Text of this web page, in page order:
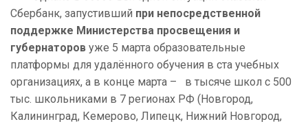
Сбербанк, запустивший при непосредственной
поддержке Министерства просвещения и
губернаторов уже 5 марта образовательные
платформы для удалённого обучения в ста учебных
организациях, а в конце марта – в тысяче школ с 500
тыс. школьниками в 7 регионах РФ (Новгород,
Калининград, Кемерово, Липецк, Нижний Новгород,